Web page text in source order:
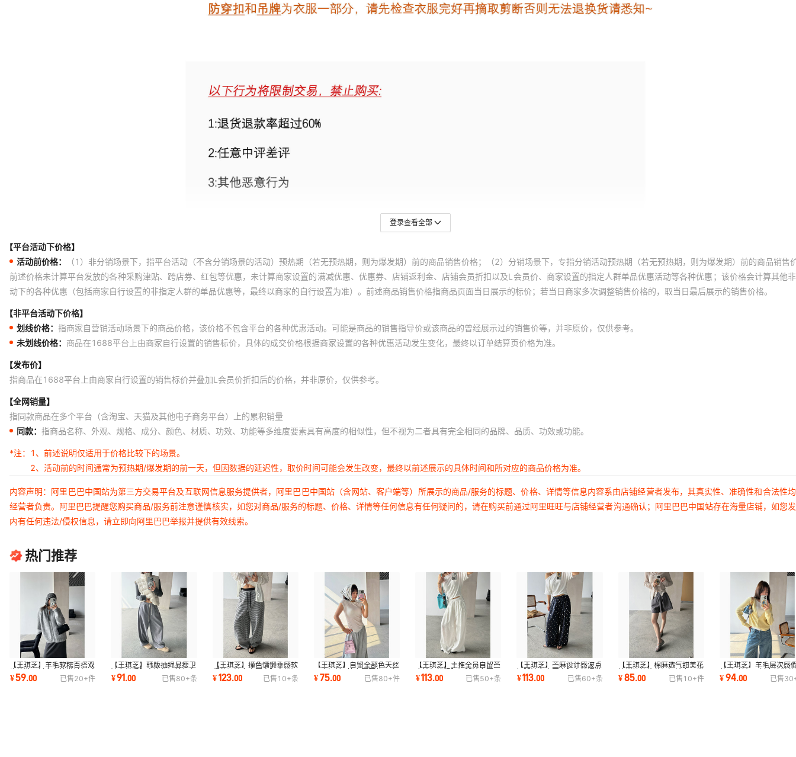
登录查看全部
【平台活动下价格】
活动前价格：
（1）非分销场景下，指平台活动（不含分销场景的活动）预热期（若无预热期，则为爆发期）前的商品销售价格；（2）分销场景下，专指分销活动预热期（若无预热期，则为爆发期）前的商品销售
前述价格未计算平台发放的各种采购津贴、跨店券、红包等优惠，未计算商家设置的满减优惠、优惠券、店铺返利金、店铺会员折扣以及L会员价、商家设置的指定人群单品优惠活动等各种优惠；该价格会计算其他
动下的各种优惠（包括商家自行设置的非指定人群的单品优惠等，最终以商家的自行设置为准）。前述商品销售价格指商品页面当日展示的标价；若当日商家多次调整销售价格的，取当日最后展示的销售价格。
【非平台活动下价格】
划线价格： 指商家自营销活动场景下的商品价格，该价格不包含平台的各种优惠活动。可能是商品的销售指导价或该商品的曾经展示过的销售价等，并非原价，仅供参考。
未划线价格： 商品在1688平台上由商家自行设置的销售标价，具体的成交价格根据商家设置的各种优惠活动发生变化，最终以订单结算页价格为准。
【发布价】
指商品在1688平台上由商家自行设置的销售标价并叠加L会员价折扣后的价格，并非原价，仅供参考。
【全网销量】
指同款商品在多个平台（含淘宝、天猫及其他电子商务平台）上的累积销量
同款： 指商品名称、外观、规格、成分、颜色、材质、功效、功能等多维度要素具有高度的相似性，但不视为二者具有完全相同的品牌、品质、功效或功能。
*注：
1、前述说明仅适用于价格比较下的场景。
2、活动前的时间通常为预热期/爆发期的前一天，但因数据的延迟性，取价时间可能会发生改变，最终以前述展示的具体时间和所对应的商品价格为准。
内容声明：阿里巴巴中国站为第三方交易平台及互联网信息服务提供者，阿里巴巴中国站（含网站、客户端等）所展示的商品/服务的标题、价格、详情等信息内容系由店铺经营者发布，其真实性、准确性和合法性
经营者负责。阿里巴巴提醒您购买商品/服务前注意谨慎核实，如您对商品/服务的标题、价格、详情等任何信息有任何疑问的，请在购买前通过阿里旺旺与店铺经营者沟通确认；阿里巴巴中国站存在海量店铺，如您
内有任何违法/侵权信息，请立即向阿里巴巴举报并提供有效线索。
热门推荐
【王琪芝】羊毛软糯百搭双
头拉链开衫女冬慵懒针织毛
衣外套WQ016
¥59.00 已售20+件
【王琪芝】韩版抽绳显瘦卫
裤女松紧腰直筒休闲针织九
分裤秋WQ051
¥91.00 已售80+条
【王琪芝】撞色慵懒垂感软
糯休闲裤女春夏高腰宽松阔
腿裤子WQ197
¥123.00 已售 10+条
【王琪芝】自留全部色天丝
正肩短袖T恤女夏薄款显瘦
百搭上衣WQ161
¥75.00 已售80+件
【王琪芝】主推全员自留苎
麻抽绳松紧腰阔腿裤女夏百
搭长裤WQ251
¥113.00 已售50+条
【王琪芝】苎麻设计感波点
阔腿裤女春夏高腰宽松通勤
休闲裤WQ252
¥113.00 已售60+条
【王琪芝】棉麻透气甜美花
边拼接简约休闲短裤女百搭
阔腿裤WQ353
¥85.00 已售 10+件
【王琪芝】羊毛层次感
件v领针织开衫女慵懒
毛衣外套WQ173
¥94.00 已售